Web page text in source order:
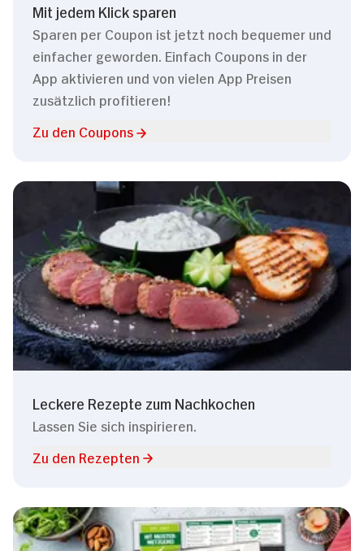
Mit jedem Klick sparen
Sparen per Coupon ist jetzt noch bequemer und
einfacher geworden. Einfach Coupons in der
App aktivieren und von vielen App Preisen
zusätzlich profitieren!
Zu den Coupons
Leckere Rezepte zum Nachkochen
Lassen Sie sich inspirieren.
Zu den Rezepten